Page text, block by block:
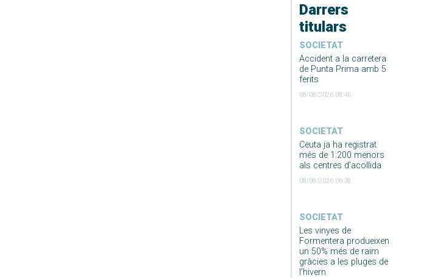
Darrers
titulars
SOCIETAT
Accident a la carretera
de Punta Prima amb 5
ferits
08/08/2026 08:46
SOCIETAT
Ceuta ja ha registrat
més de 1.200 menors
als centres d’acollida
08/08/2026 06:38
SOCIETAT
Les vinyes de
Formentera produeixen
un 50% més de raïm
gràcies a les pluges de
l’hivern